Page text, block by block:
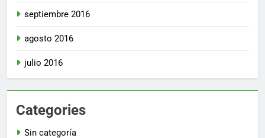
septiembre 2016
agosto 2016
julio 2016
Categories
Sin categoría